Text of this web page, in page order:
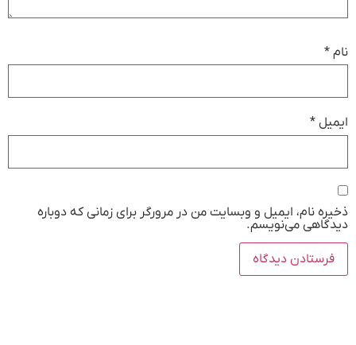
نام *
ایمیل *
ذخیره نام، ایمیل و وبسایت من در مرورگر برای زمانی که دوباره
دیدگاهی می‌نویسم.